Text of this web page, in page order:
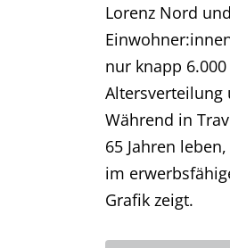
Lorenz Nord
nur knapp
Altersverteilung
Während in
65 Jahren
im
Grafik zeigt.